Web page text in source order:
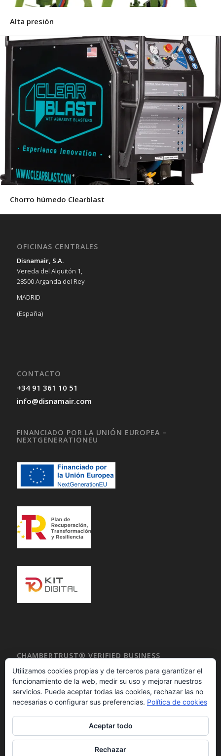
Alta presión
Chorro húmedo Clearblast
OFICINAS CENTRALES
Disnamair, S.A.
Vereda del Alquitón 1,
28500 Arganda del Rey
MADRID
(España)
CONTACTO
+34 91 361 10 51
info@disnamair.com
FINANCIADO POR LA UNIÓN EUROPEA –
NEXTGENERATIONEU
CHAMBERTRUST® VERIFIED BUSINESS
Utilizamos cookies propias y de terceros para garantizar el
funcionamiento de la web, medir su uso y mejorar nuestros
servicios. Puede aceptar todas las cookies, rechazar las no
necesarias o configurar sus preferencias. Política de cookies
Aceptar todo
Rechazar